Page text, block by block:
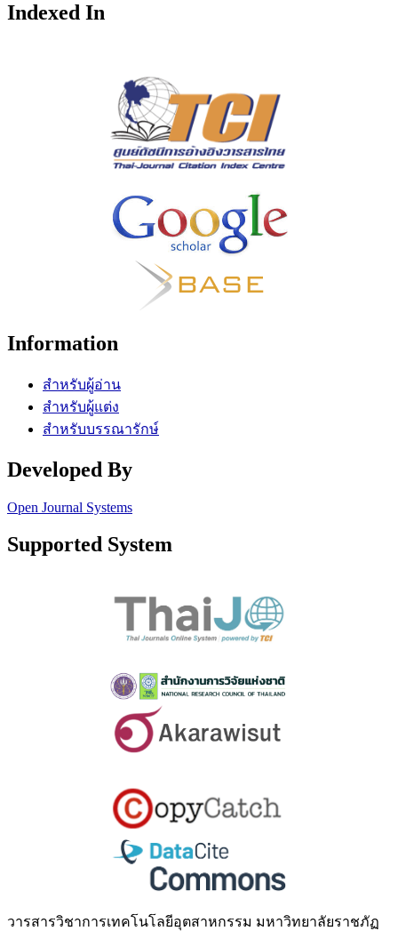
Indexed In
Information
สำหรับผู้อ่าน
สำหรับผู้แต่ง
สำหรับบรรณารักษ์
Developed By
Open Journal Systems
Supported System
วารสารวิชาการเทคโนโลยีอุตสาหกรรม มหาวิทยาลัยราชภัฏ